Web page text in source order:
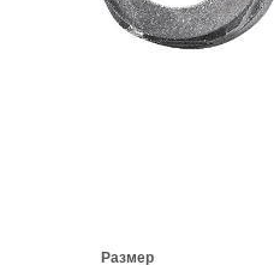
Размер